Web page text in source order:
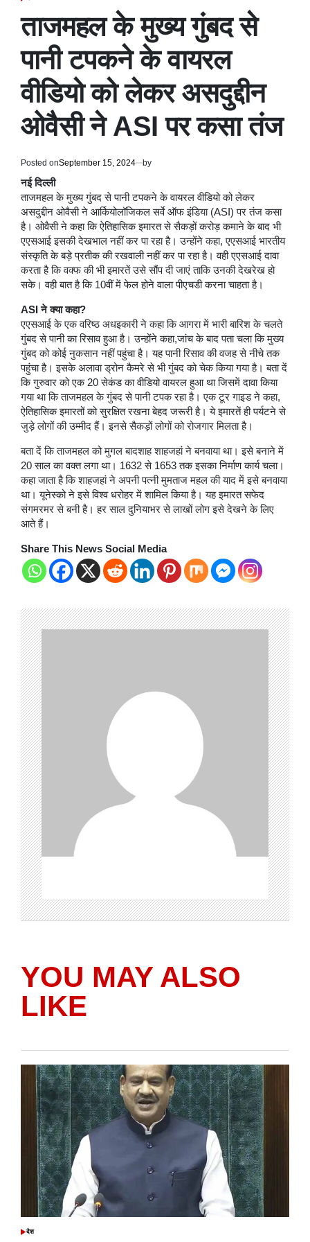
ताजमहल के मुख्य गुंबद से
पानी टपकने के वायरल
वीडियो को लेकर असदुद्दीन
ओवैसी ने ASI पर कसा तंज
Posted onSeptember 15, 2024 by
नई दिल्ली
ताजमहल के मुख्य गुंबद से पानी टपकने के वायरल वीडियो को लेकर
असदुद्दीन ओवैसी ने आर्कियोलॉजिकल सर्वे ऑफ इंडिया (ASI) पर तंज कसा
है। ओवैसी ने कहा कि ऐतिहासिक इमारत से सैकड़ों करोड़ कमाने के बाद भी
एएसआई इसकी देखभाल नहीं कर पा रहा है। उन्होंने कहा, एएसआई भारतीय
संस्कृति के बड़े प्रतीक की रखवाली नहीं कर पा रहा है। वही एएसआई दावा
करता है कि वक्फ की भी इमारतें उसे सौंप दी जाएं ताकि उनकी देखरेख हो
सके। वही बात है कि 10वीं में फेल होने वाला पीएचडी करना चाहता है।
ASI ने क्या कहा?
एएसआई के एक वरिष्ठ अधइकारी ने कहा कि आगरा में भारी बारिश के चलते
गुंबद से पानी का रिसाव हुआ है। उन्होंने कहा,जांच के बाद पता चला कि मुख्य
गुंबद को कोई नुकसान नहीं पहुंचा है। यह पानी रिसाव की वजह से नीचे तक
पहुंचा है। इसके अलावा ड्रोन कैमरे से भी गुंबद को चेक किया गया है। बता दें
कि गुरुवार को एक 20 सेकंड का वीडियो वायरल हुआ था जिसमें दावा किया
गया था कि ताजमहल के गुंबद से पानी टपक रहा है। एक टूर गाइड ने कहा,
ऐतिहासिक इमारतों को सुरक्षित रखना बेहद जरूरी है। ये इमारतें ही पर्यटने से
जुड़े लोगों की उम्मीद हैं। इनसे सैकड़ों लोगों को रोजगार मिलता है।
बता दें कि ताजमहल को मुगल बादशाह शाहजहां ने बनवाया था। इसे बनाने में
20 साल का वक्त लगा था। 1632 से 1653 तक इसका निर्माण कार्य चला।
कहा जाता है कि शाहजहां ने अपनी पत्नी मुमताज महल की याद में इसे बनवाया
था। यूनेस्को ने इसे विश्व धरोहर में शामिल किया है। यह इमारत सफेद
संगमरमर से बनी है। हर साल दुनियाभर से लाखों लोग इसे देखने के लिए
आते हैं।
Share This News Social Media
YOU MAY ALSO
LIKE
POSTED
देश